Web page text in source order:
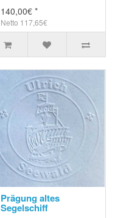
140,00€ *
Netto 117,65€
Prägung altes
Segelschiff